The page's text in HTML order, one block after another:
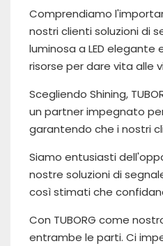
Comprendiamo
nostri clienti soluzioni di
luminosa a LED
risorse per dare vita alle
Scegliendo Shining,
un partner impegnato
garantendo che i nostri
Siamo entusiasti
nostre soluzioni di
così stimati che
Con TUBORG come
entrambe le parti. Ci